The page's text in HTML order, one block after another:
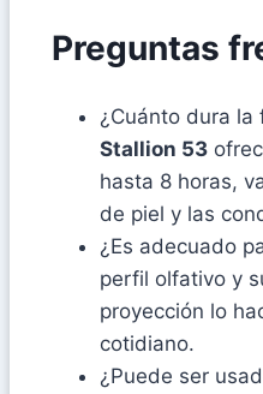
Preguntas
¿Cuánto dura la
Stallion 53
hasta 8 horas,
de piel y las
¿Es adecuado
perfil olfativo y
proyección lo
cotidiano.
¿Puede ser